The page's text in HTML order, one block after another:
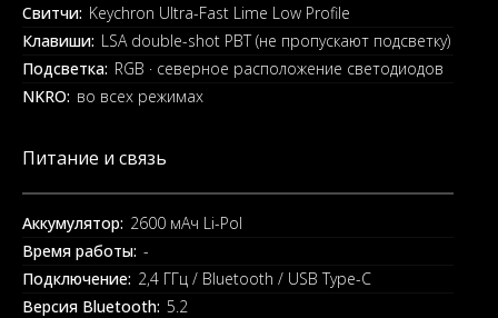
Свитчи: Keychron Ultra-Fast Lime Low Profile
Клавиши: LSA double-shot PBT (не пропускают подсветку)
Подсветка: RGB · северное расположение светодиодов
NKRO: во всех режимах
Питание и связь
Аккумулятор: 2600 мАч Li-Pol
Время работы: -
Подключение: 2,4 ГГц / Bluetooth / USB Type-C
Версия Bluetooth: 5.2